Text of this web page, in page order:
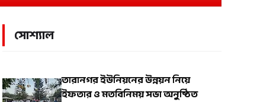
সোশ্যাল
তারানগর ইউনিয়নের উন্নয়ন নিয়ে
ইফতার ও মতবিনিময় সভা অনুষ্ঠিত